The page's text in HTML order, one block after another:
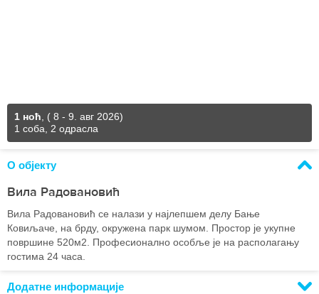
1 ноћ
( 8 - 9. авг 2026)
1 соба, 2 одрасла
О објекту
Вила Радовановић
Вила Радовановић се налази у најлепшем делу Бање
Ковиљаче, на брду, окружена парк шумом. Простор је укупне
површине 520м2. Професионално особље је на располагању
гостима 24 часа.
Додатне информације